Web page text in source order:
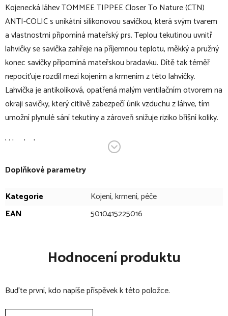
Kojenecká láhev TOMMEE TIPPEE Closer To Nature (CTN)
ANTI-COLIC s unikátní silikonovou savičkou, která svým tvarem
a vlastnostmi připomíná mateřský prs. Teplou tekutinou uvnitř
lahvičky se savička zahřeje na příjemnou teplotu, měkký a pružný
konec savičky připomíná mateřskou bradavku. Dítě tak téměř
nepociťuje rozdíl mezi kojením a krmením z této lahvičky.
Lahvička je antikoliková, opatřená malým ventilačním otvorem na
okraji savičky, který citlivě zabezpečí únik vzduchu z láhve, tím
umožní plynulé sání tekutiny a zároveň snižuje riziko břišní koliky.
V bodech:
kojenecká lahvička
věk: 0+
objem lahvičky: 260 ml
savička tak umožňuje maminkám snadné a bezpečné
kombinování kojení a krmení z lahve
rovněž označení Advanced Anti-Colic
Doplňkové parametry
Kategorie
Kojení, krmení, péče
EAN
5010415225016
Hodnocení produktu
Buďte první, kdo napíše příspěvek k této položce.